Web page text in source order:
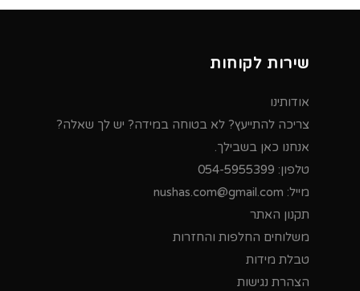
שירות לקוחות
אודותינו
צריכה להתייעץ? לא בטוחה במידה? יש לך שאלה?
אנחנו כאן בשבילך.
טלפון: 054-5955399
מייל: nushas.com@gmail.com
תקנון האתר
משלוחים החלפות והחזרות
טבלת מידות
הצהרת נגישות